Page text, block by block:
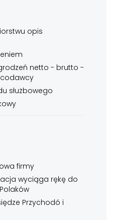
opis
netto - brutto -
służbowego
firmy
wyciąga rękę do
Przychodó i